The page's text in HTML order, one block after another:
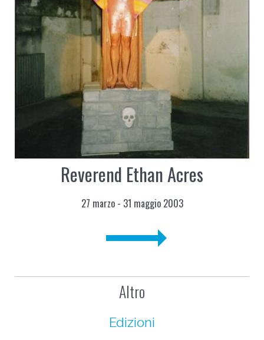
Reverend Ethan Acres
27 marzo - 31 maggio 2003
Altro
Edizioni